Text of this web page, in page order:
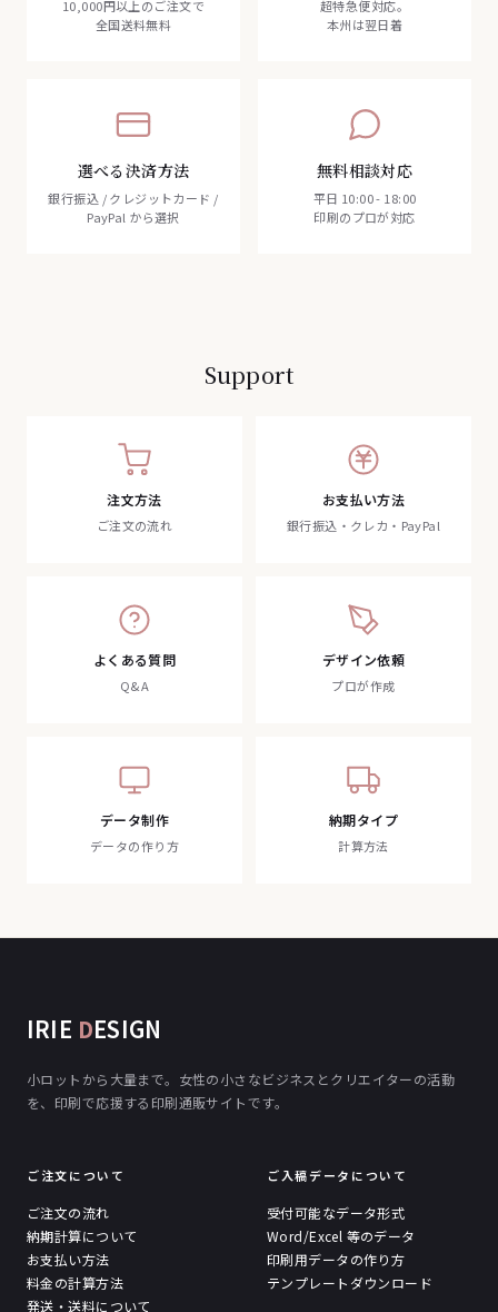
10,000円以上のご注文で
全国送料無料
超特急便対応。
本州は翌日着
選べる決済方法
銀行振込 / クレジットカード /
PayPal から選択
無料相談対応
平日 10:00 - 18:00
印刷のプロが対応
Support
注文方法
ご注文の流れ
お支払い方法
銀行振込・クレカ・PayPal
よくある質問
Q&A
デザイン依頼
プロが作成
データ制作
データの作り方
納期タイプ
計算方法
IRIE DESIGN
小ロットから大量まで。女性の小さなビジネスとクリエイターの活動
を、印刷で応援する印刷通販サイトです。
ご注文について
ご注文の流れ
納期計算について
お支払い方法
料金の計算方法
発送・送料について
ご入稿データについて
受付可能なデータ形式
Word/Excel 等のデータ
印刷用データの作り方
テンプレートダウンロード